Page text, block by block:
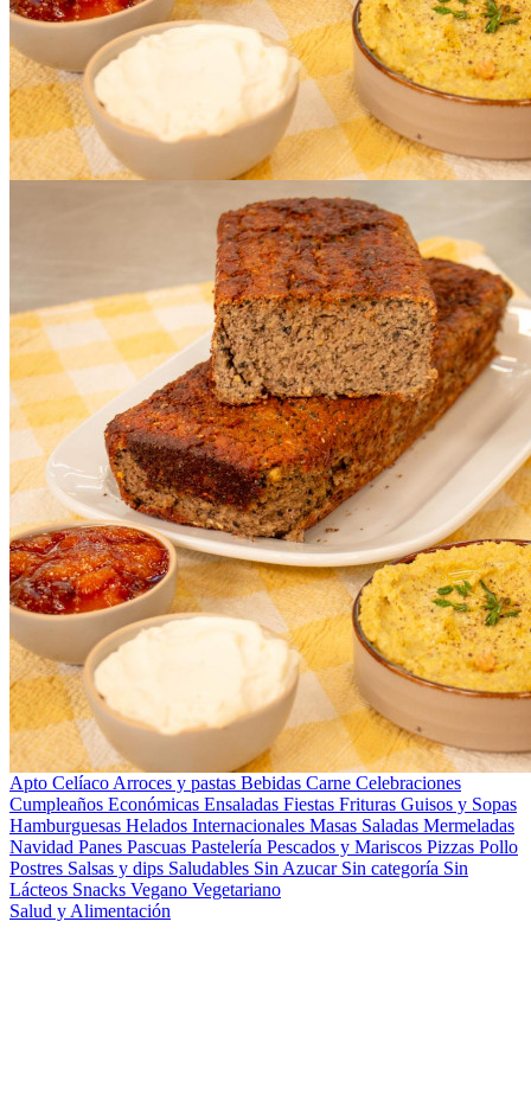
Apto Celíaco Arroces y pastas Bebidas Carne Celebraciones
Cumpleaños Económicas Ensaladas Fiestas Frituras Guisos y Sopas
Hamburguesas Helados Internacionales Masas Saladas Mermeladas
Navidad Panes Pascuas Pastelería Pescados y Mariscos Pizzas Pollo
Postres Salsas y dips Saludables Sin Azucar Sin categoría Sin
Lácteos Snacks Vegano Vegetariano
Salud y Alimentación